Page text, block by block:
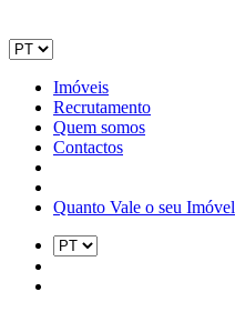
Imóveis
Recrutamento
Quem somos
Contactos
Quanto Vale o seu Imóvel